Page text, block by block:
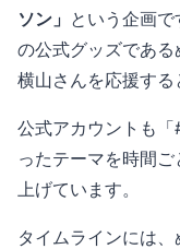
ソン」 という企画
の公式グッズである
横山さんを応援する
公式アカウントも
ったテーマを時間
上げています。
タイムラインには